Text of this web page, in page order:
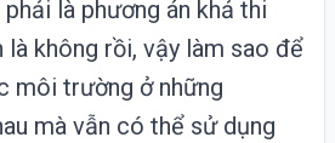
là phương án khả thi
là không rồi, vậy làm sao để
môi trường ở những
mà vẫn có thể sử dụng